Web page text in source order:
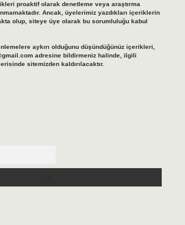
proaktif olarak denetleme veya araştırma
Ancak, üyelerimiz yazdıkları içeriklerin
olup, siteye üye olarak bu sorumluluğu kabul
aykırı olduğunu düşündüğünüz içerikleri,
adresine bildirmeniz halinde, ilgili
sitemizden kaldırılacaktır.